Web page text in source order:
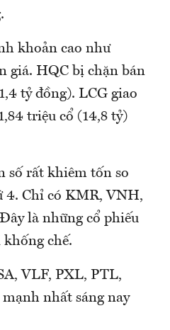
khoản cao như
giá. HQC bị chặn bán
tỷ đồng). LCG giao
triệu cổ (14,8 tỷ)
số rất khiêm tốn so
4. Chỉ có KMR, VNH,
là những cổ phiếu
chế.
VLF, PXL, PTL,
nhất sáng nay